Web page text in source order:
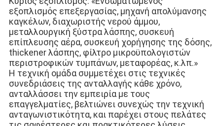
εξοπλισμός επεξεργασίας, μηχανή απολύμανσης
καγκέλων, διαχωριστής νερού άμμου,
μεταλλουργική ξύστρα λάσπης, συσκευή
επίπλευσης αέρα, συσκευή χορήγησης της δόσης,
thickener λάσπης, φίλτρο μικροϋπολογιστών
περιστροφικών τυμπάνων, μεταφορέας, κ.λπ.»
Η τεχνική ομάδα συμμετέχει στις τεχνικές
συνεδριάσεις της ανταλλαγής κάθε χρόνο,
ανταλλάσσει την εμπειρία με τους
επαγγελματίες, βελτιώνει συνεχώς την τεχνική
ανταγωνιστικότητα, και παρέχει στους πελάτες